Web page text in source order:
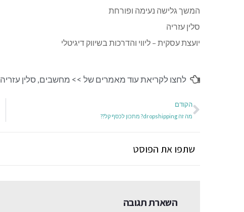
המשך גלישה נעימה ופורחת
סלין עזריה
יועצת עסקית – ליווי והדרכות בשיווק דיגיטלי
לחצו לקריאת עוד מאמרים של >> מחשבים,סלין עזריה
הקודם
מה זה dropshipping? מתכון לכסף קל??
שתפו את הפוסט
השארת תגובה